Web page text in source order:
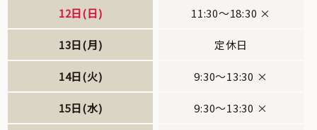
12日(日) 11:30～18:30 ×
13日(月) 定休日
14日(火) 9:30～13:30 ×
15日(水) 9:30～13:30 ×